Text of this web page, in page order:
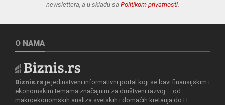
newslettera, a u skladu sa Politikom privatnosti.
O NAMA
Biznis.rs je jedinstveni informativni portal koji se bavi finansijskim i
ekonomskim temama značajnim za društveni razvoj – od
makroekonomskih analiza svetskih i domaćih kretanja do IT